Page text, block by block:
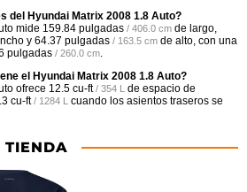
del Hyundai Matrix 2008 1.8 Auto?
mide 159.84 pulgadas / 406.0 cm de largo,
y 64.37 pulgadas / 163.5 cm de alto, con una
pulgadas / 260.0 cm.
el Hyundai Matrix 2008 1.8 Auto?
ofrece 12.5 cu-ft / 354 L de espacio de
cu-ft / 1284 L cuando los asientos traseros se
TIENDA